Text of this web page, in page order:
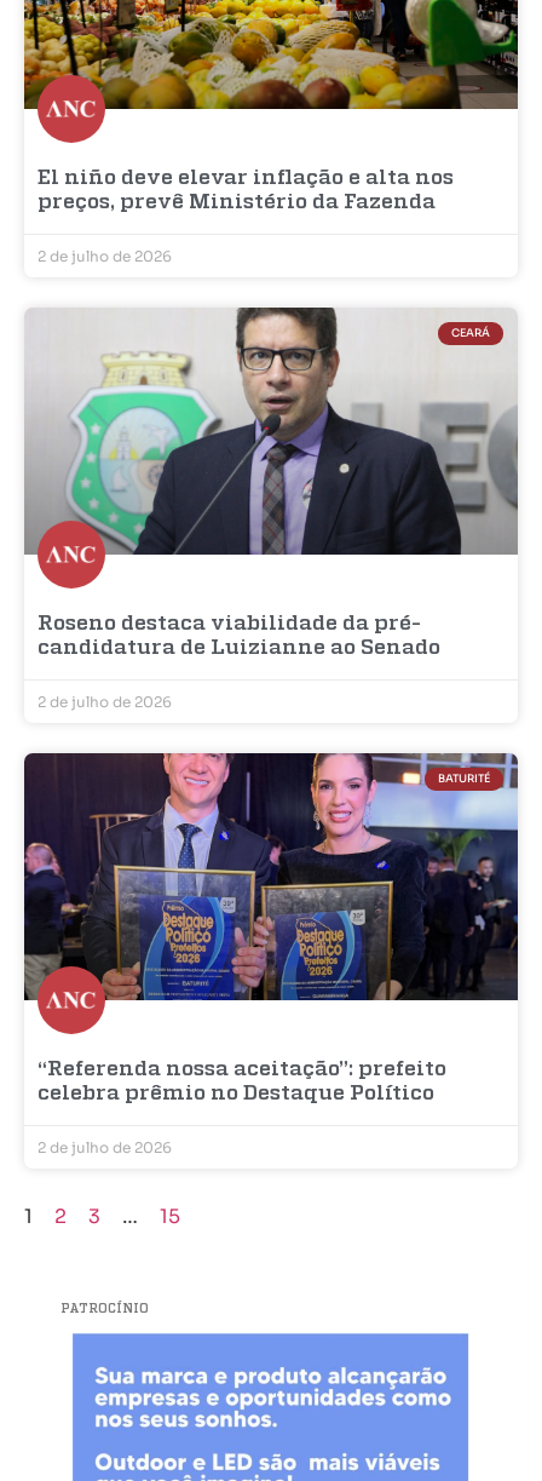
El niño deve elevar inflação e alta nos
preços, prevê Ministério da Fazenda
2 de julho de 2026
CEARÁ
Roseno destaca viabilidade da pré-
candidatura de Luizianne ao Senado
2 de julho de 2026
BATURITÉ
“Referenda nossa aceitação”: prefeito
celebra prêmio no Destaque Político
2 de julho de 2026
1 2 3 … 15
PATROCÍNIO